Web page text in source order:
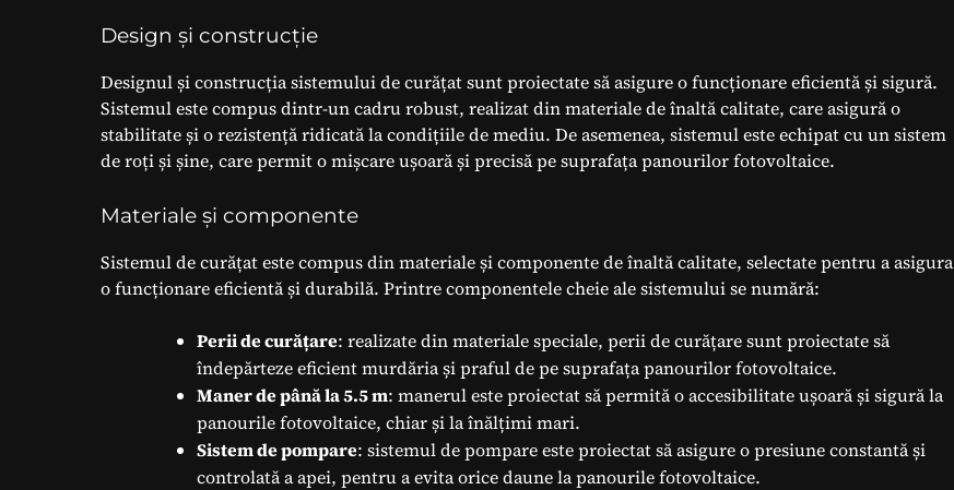
Design și construcție
Designul și construcția sistemului de curățat sunt proiectate să asigure o funcționare eficientă și sigură.
Sistemul este compus dintr-un cadru robust, realizat din materiale de înaltă calitate, care asigură o
stabilitate și o rezistență ridicată la condițiile de mediu. De asemenea, sistemul este echipat cu un sistem
de roți și șine, care permit o mișcare ușoară și precisă pe suprafața panourilor fotovoltaice.
Materiale și componente
Sistemul de curățat este compus din materiale și componente de înaltă calitate, selectate pentru a asigura
o funcționare eficientă și durabilă. Printre componentele cheie ale sistemului se numără:
Perii de curățare: realizate din materiale speciale, perii de curățare sunt proiectate să
îndepărteze eficient murdăria și praful de pe suprafața panourilor fotovoltaice.
Maner de până la 5.5 m: manerul este proiectat să permită o accesibilitate ușoară și sigură la
panourile fotovoltaice, chiar și la înălțimi mari.
Sistem de pompare: sistemul de pompare este proiectat să asigure o presiune constantă și
controlată a apei, pentru a evita orice daune la panourile fotovoltaice.